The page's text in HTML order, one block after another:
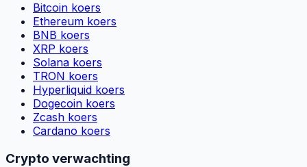
Bitcoin koers
Ethereum koers
BNB koers
XRP koers
Solana koers
TRON koers
Hyperliquid koers
Dogecoin koers
Zcash koers
Cardano koers
Crypto verwachting